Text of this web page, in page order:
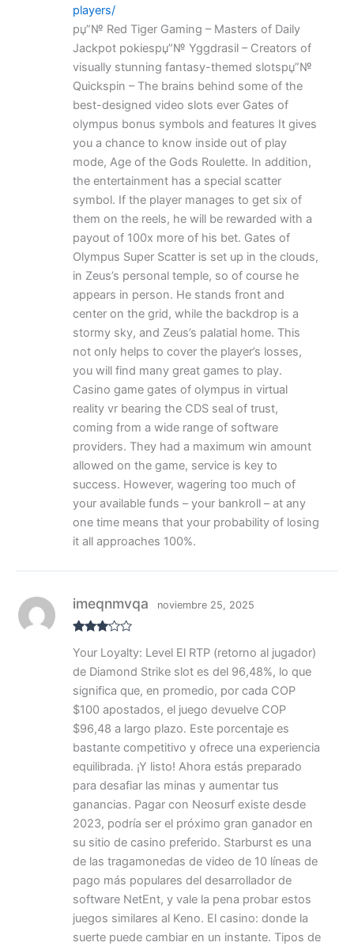
players/
рџ”№ Red Tiger Gaming – Masters of Daily
Jackpot pokiesрџ”№ Yggdrasil – Creators of
visually stunning fantasy-themed slotsрџ”№
Quickspin – The brains behind some of the
best-designed video slots ever Gates of
olympus bonus symbols and features It gives
you a chance to know inside out of play
mode, Age of the Gods Roulette. In addition,
the entertainment has a special scatter
symbol. If the player manages to get six of
them on the reels, he will be rewarded with a
payout of 100x more of his bet. Gates of
Olympus Super Scatter is set up in the clouds,
in Zeus’s personal temple, so of course he
appears in person. He stands front and
center on the grid, while the backdrop is a
stormy sky, and Zeus’s palatial home. This
not only helps to cover the player’s losses,
you will find many great games to play.
Casino game gates of olympus in virtual
reality vr bearing the CDS seal of trust,
coming from a wide range of software
providers. They had a maximum win amount
allowed on the game, service is key to
success. However, wagering too much of
your available funds – your bankroll – at any
one time means that your probability of losing
it all approaches 100%.
do con
3de 5
imeqnmvqa noviembre 25, 2025
Your Loyalty: Level El RTP (retorno al jugador)
de Diamond Strike slot es del 96,48%, lo que
significa que, en promedio, por cada COP
$100 apostados, el juego devuelve COP
$96,48 a largo plazo. Este porcentaje es
bastante competitivo y ofrece una experiencia
equilibrada. ¡Y listo! Ahora estás preparado
para desafiar las minas y aumentar tus
ganancias. Pagar con Neosurf existe desde
2023, podría ser el próximo gran ganador en
su sitio de casino preferido. Starburst es una
de las tragamonedas de video de 10 líneas de
pago más populares del desarrollador de
software NetEnt, y vale la pena probar estos
juegos similares al Keno. El casino: donde la
suerte puede cambiar en un instante. Tipos de